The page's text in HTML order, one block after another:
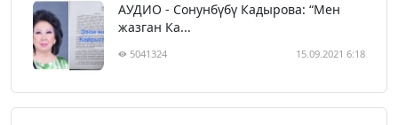
АУДИО - Сонунбүбү Кадырова: “Мен
жазган Ка...
5041324 15.09.2021 6:18